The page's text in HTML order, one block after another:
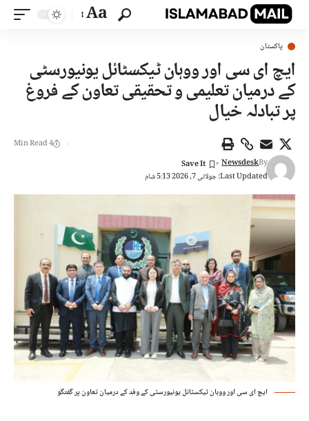
Aa
پاکستان
ایچ ای سی اور ووہان ٹیکسٹائل یونیورسٹی
کے درمیان تعلیمی و تحقیقی تعاون کے فروغ
پر تبادلہ خیال
Last Updated: جولائی 7, 2026 5:13 شام
By
Newsdesk
4 Min Read
ایچ ای سی اور ووہان ٹیکسٹائل یونیورسٹی کے وفد کے درمیان تعاون پر گفتگو